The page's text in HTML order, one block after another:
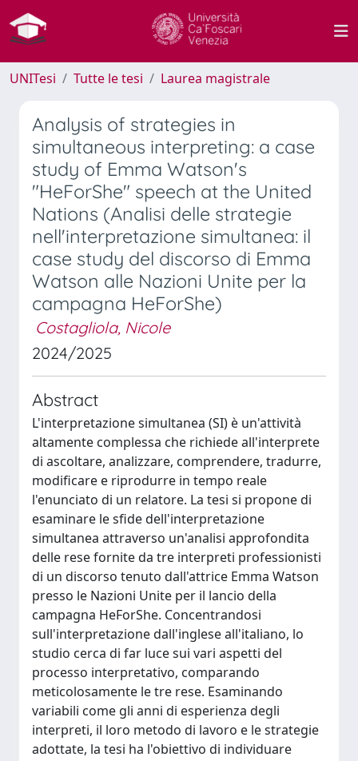
UNITesi Tutte le tesi Laurea magistrale
Analysis of strategies in
simultaneous interpreting: a case
study of Emma Watson's
"HeForShe" speech at the United
Nations (Analisi delle strategie
nell'interpretazione simultanea: il
case study del discorso di Emma
Watson alle Nazioni Unite per la
campagna HeForShe)
Costagliola, Nicole
2024/2025
Abstract
L'interpretazione simultanea (SI) è un'attività
altamente complessa che richiede all'interprete
di ascoltare, analizzare, comprendere, tradurre,
modificare e riprodurre in tempo reale
l'enunciato di un relatore. La tesi si propone di
esaminare le sfide dell'interpretazione
simultanea attraverso un'analisi approfondita
delle rese fornite da tre interpreti professionisti
di un discorso tenuto dall'attrice Emma Watson
presso le Nazioni Unite per il lancio della
campagna HeForShe. Concentrandosi
sull'interpretazione dall'inglese all'italiano, lo
studio cerca di far luce sui vari aspetti del
processo interpretativo, comparando
meticolosamente le tre rese. Esaminando
variabili come gli anni di esperienza degli
interpreti, il loro metodo di lavoro e le strategie
adottate, la tesi ha l'obiettivo di individuare